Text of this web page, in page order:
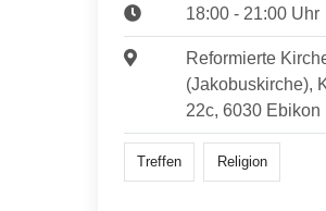
18:00 - 21:00 Uhr
Reformierte
(Jakobuskirche),
22c, 6030 Ebikon
Treffen Religion